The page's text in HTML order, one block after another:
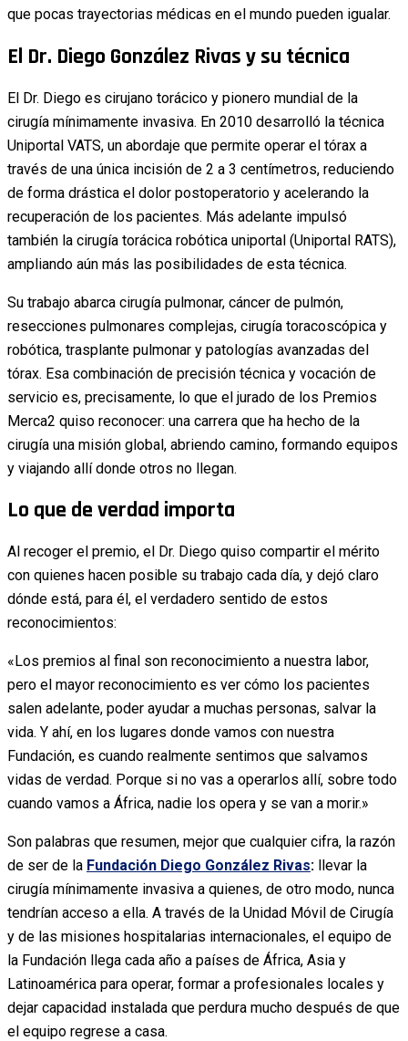
que pocas trayectorias médicas en el mundo pueden igualar.
El Dr. Diego González Rivas y su técnica
El Dr. Diego es cirujano torácico y pionero mundial de la
cirugía mínimamente invasiva. En 2010 desarrolló la técnica
Uniportal VATS, un abordaje que permite operar el tórax a
través de una única incisión de 2 a 3 centímetros, reduciendo
de forma drástica el dolor postoperatorio y acelerando la
recuperación de los pacientes. Más adelante impulsó
también la cirugía torácica robótica uniportal (Uniportal RATS),
ampliando aún más las posibilidades de esta técnica.
Su trabajo abarca cirugía pulmonar, cáncer de pulmón,
resecciones pulmonares complejas, cirugía toracoscópica y
robótica, trasplante pulmonar y patologías avanzadas del
tórax. Esa combinación de precisión técnica y vocación de
servicio es, precisamente, lo que el jurado de los Premios
Merca2 quiso reconocer: una carrera que ha hecho de la
cirugía una misión global, abriendo camino, formando equipos
y viajando allí donde otros no llegan.
Lo que de verdad importa
Al recoger el premio, el Dr. Diego quiso compartir el mérito
con quienes hacen posible su trabajo cada día, y dejó claro
dónde está, para él, el verdadero sentido de estos
reconocimientos:
«Los premios al final son reconocimiento a nuestra labor,
pero el mayor reconocimiento es ver cómo los pacientes
salen adelante, poder ayudar a muchas personas, salvar la
vida. Y ahí, en los lugares donde vamos con nuestra
Fundación, es cuando realmente sentimos que salvamos
vidas de verdad. Porque si no vas a operarlos allí, sobre todo
cuando vamos a África, nadie los opera y se van a morir.»
Son palabras que resumen, mejor que cualquier cifra, la razón
de ser de la Fundación Diego González Rivas: llevar la
cirugía mínimamente invasiva a quienes, de otro modo, nunca
tendrían acceso a ella. A través de la Unidad Móvil de Cirugía
y de las misiones hospitalarias internacionales, el equipo de
la Fundación llega cada año a países de África, Asia y
Latinoamérica para operar, formar a profesionales locales y
dejar capacidad instalada que perdura mucho después de que
el equipo regrese a casa.